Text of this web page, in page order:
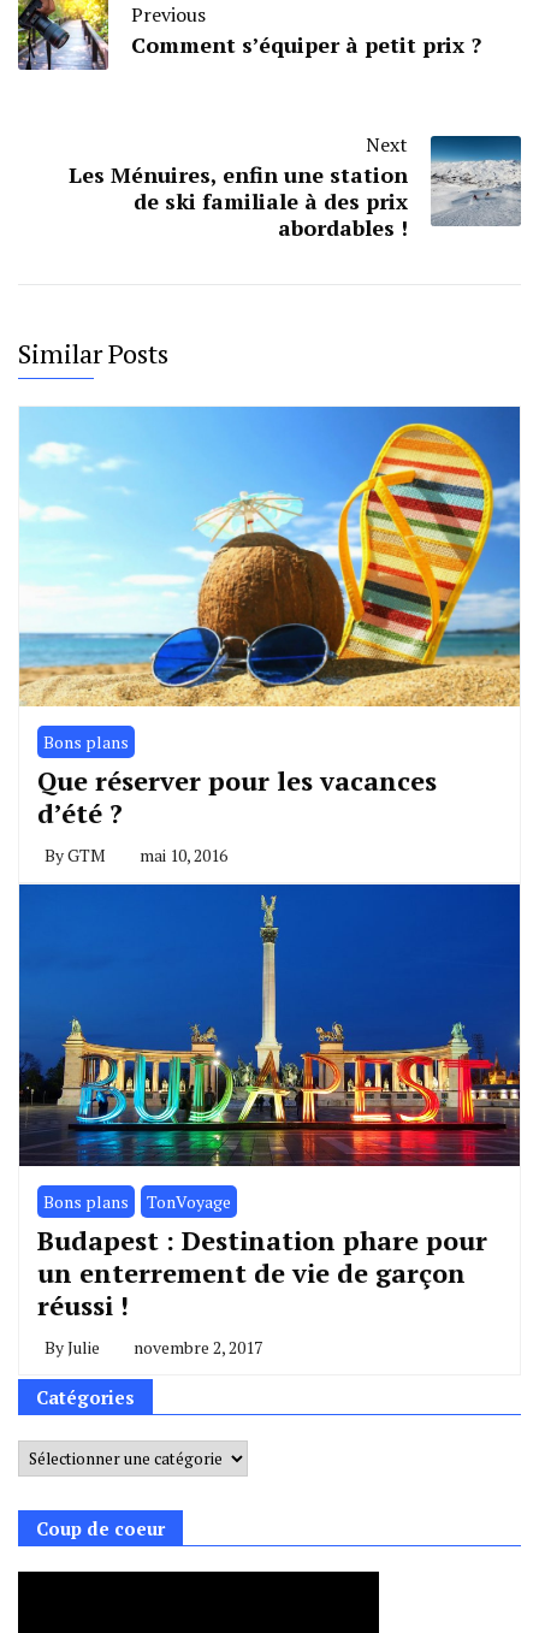
Previous
Comment s’équiper à petit prix ?
Next
Les Ménuires, enfin une station
de ski familiale à des prix
abordables !
Similar Posts
Bons plans
Que réserver pour les vacances
d’été ?
ByGTM mai 10, 2016
Bons plans TonVoyage
Budapest : Destination phare pour
un enterrement de vie de garçon
réussi !
ByJulie novembre 2, 2017
Catégories
Catégories
Coup de coeur